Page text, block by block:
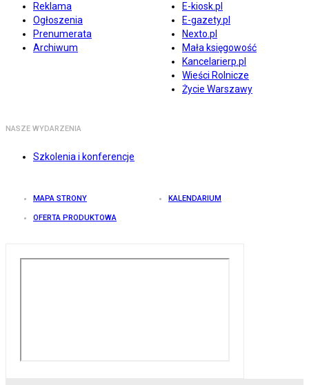
Reklama
Ogłoszenia
Prenumerata
Archiwum
E-kiosk.pl
E-gazety.pl
Nexto.pl
Mała księgowość
Kancelarierp.pl
Wieści Rolnicze
Życie Warszawy
NASZE WYDARZENIA
Szkolenia i konferencje
MAPA STRONY KALENDARIUM
OFERTA PRODUKTOWA